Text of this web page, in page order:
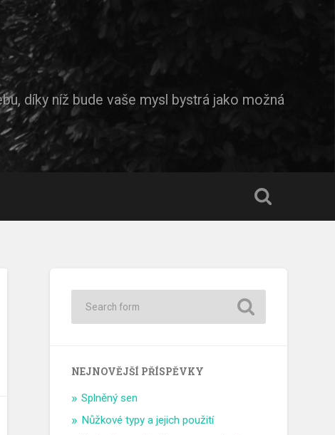
díky níž bude vaše mysl bystrá jako možná
NEJNOVĚJŠÍ PŘÍSPĚVKY
Splněný sen
Nůžkové typy a jejich použití